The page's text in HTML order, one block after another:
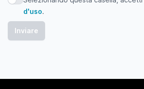
d'uso.